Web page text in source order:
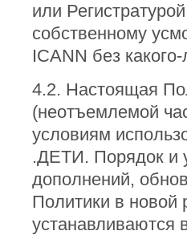
или
собственному
ICANN без
4.2. Настоящая
(неотъемлемой
условиям
.ДЕТИ. Порядок и
дополнений,
Политики в новой
устанавливаются